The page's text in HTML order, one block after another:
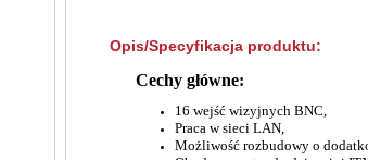
Opis/Specyfikacja produktu:
Cechy główne:
16 wejść wizyjnych BNC,
Praca w sieci LAN,
Możliwość rozbudowy o